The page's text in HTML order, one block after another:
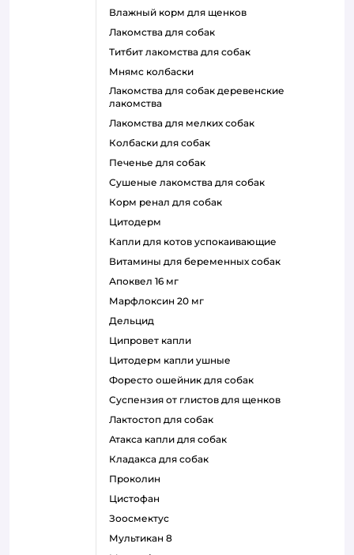
влажный корм для щенков
лакомства для собак
титбит лакомства для собак
мнямс колбаски
лакомства для собак деревенские
лакомства
лакомства для мелких собак
колбаски для собак
печенье для собак
сушеные лакомства для собак
корм ренал для собак
цитодерм
капли для котов успокаивающие
витамины для беременных собак
апоквел 16 мг
марфлоксин 20 мг
дельцид
ципровет капли
цитодерм капли ушные
форесто ошейник для собак
суспензия от глистов для щенков
лактостоп для собак
атакса капли для собак
кладакса для собак
проколин
цистофан
зоосмектус
мультикан 8